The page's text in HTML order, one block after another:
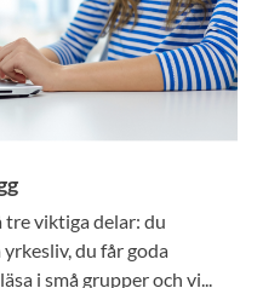
viktiga delar: du
du får goda
i små grupper och vi...